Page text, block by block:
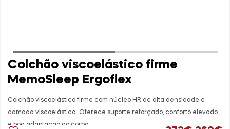
Colchão viscoelástico firme
MemoSleep Ergoflex
Colchão viscoelástico firme com núcleo HR de alta densidade e
camada viscoelástica. Oferece suporte reforçado, conforto elevado
e boa adaptação ao corpo.